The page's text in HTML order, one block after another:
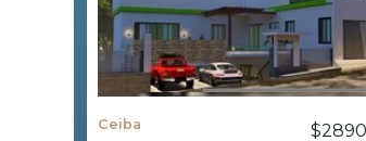
Ceiba